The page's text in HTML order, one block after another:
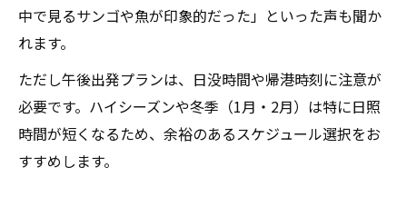
中で見るサンゴや魚が印象的だった」といった声も聞か
れます。
ただし午後出発プランは、日没時間や帰港時刻に注意が
必要です。ハイシーズンや冬季（1月・2月）は特に日照
時間が短くなるため、余裕のあるスケジュール選択をお
すすめします。